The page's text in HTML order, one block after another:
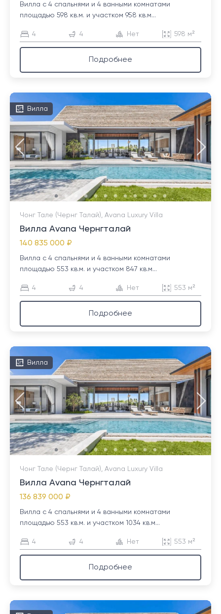
Вилла с 4 спальнями и 4 ванными комнатами
площадью 598 кв.м. и участком 958 кв.м...
4 4 Нет 598 м²
Подробнее
Вилла
Чонг Тале (Чернг Талай), Avana Luxury Villa
Вилла Avana Чернгталай
140 835 000 ₽
Вилла с 4 спальнями и 4 ванными комнатами
площадью 553 кв.м. и участком 847 кв.м...
4 4 Нет 553 м²
Подробнее
Вилла
Чонг Тале (Чернг Талай), Avana Luxury Villa
Вилла Avana Чернгталай
136 839 000 ₽
Вилла с 4 спальнями и 4 ванными комнатами
площадью 553 кв.м. и участком 1034 кв.м...
4 4 Нет 553 м²
Подробнее